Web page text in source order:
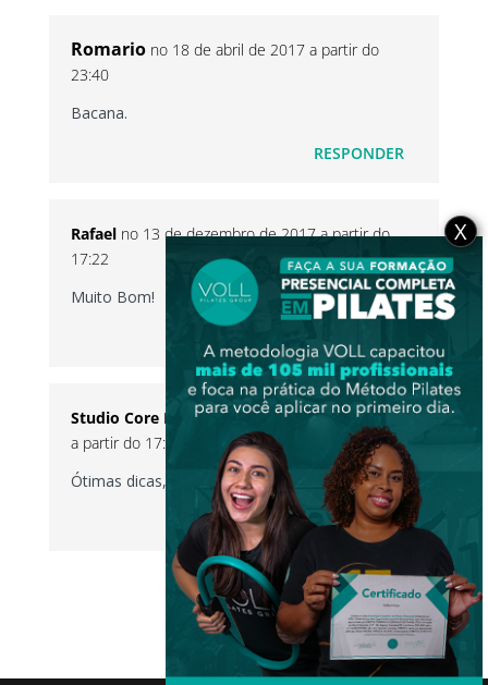
Romario no 18 de abril de 2017 a partir do
23:40
Bacana.
RESPONDER
Rafael no 13 de dezembro de 2017 a partir do
17:22
Muito Bom!
Studio Core Pilates no 13 de dezembro de 2017
a partir do 17:25
Ótimas dicas, AbraçosCore Pilates
RESPONDER
X